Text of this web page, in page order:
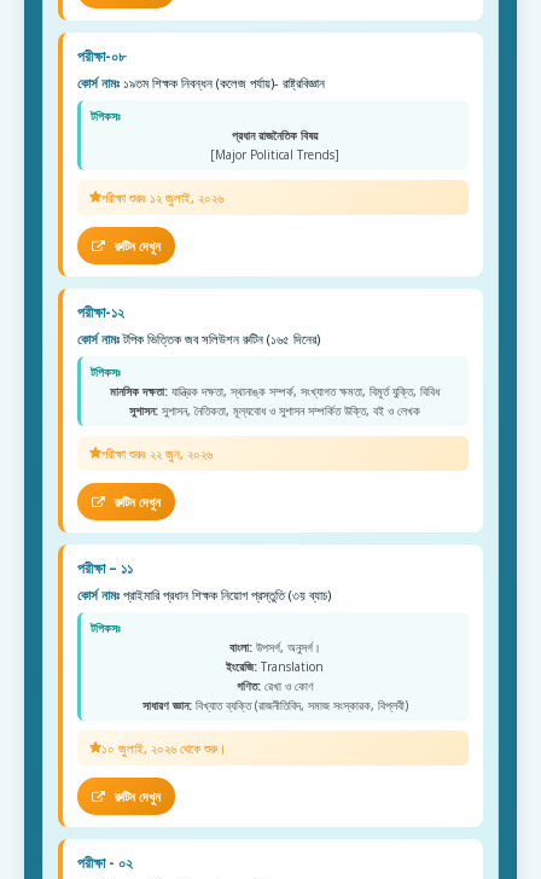
পরীক্ষা-০৮
কোর্স নামঃ ১৯তম শিক্ষক নিবন্ধন (কলেজ পর্যায়)- রাষ্ট্রবিজ্ঞান
টপিকসঃ
প্রধান রাজনৈতিক বিষয়
[Major Political Trends]
পরীক্ষা শুরুঃ ১২ জুলাই, ২০২৬
রুটিন দেখুন
পরীক্ষা-১২
কোর্স নামঃটপিক ভিত্তিক জব সলিউশন রুটিন (১৬৫ দিনের)
টপিকসঃ
মানসিক দক্ষতা: যান্ত্রিক দক্ষতা, স্থানাঙ্ক সম্পর্ক, সংখ্যাগত ক্ষমতা, বিমূর্ত যুক্তি, বিবিধ
সুশাসন: সুশাসন, নৈতিকতা, মূল্যবোধ ও সুশাসন সম্পর্কিত উক্তি, বই ও লেখক
পরীক্ষা শুরুঃ ২২ জুন, ২০২৬
রুটিন দেখুন
পরীক্ষা – ১১
কোর্স নামঃ প্রাইমারি প্রধান শিক্ষক নিয়োগ প্রস্তুতি (৩য় ব্যাচ)
টপিকসঃ
বাংলা:উপসর্গ, অনুসর্গ।
ইংরেজি: Translation
গণিত:রেখা ও কোণ
সাধারণ জ্ঞান:বিখ্যাত ব্যক্তি (রাজনীতিবিদ, সমাজ সংস্কারক, বিপ্লবী)
১০ জুলাই, ২০২৬ থেকে শুরু।
রুটিন দেখুন
পরীক্ষা - ০২